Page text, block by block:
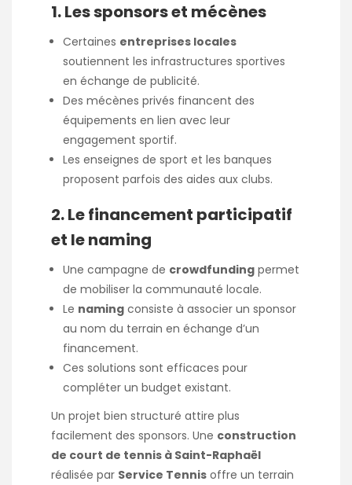
1. Les sponsors et mécènes
Certaines entreprises locales
soutiennent les infrastructures sportives
en échange de publicité.
Des mécènes privés financent des
équipements en lien avec leur
engagement sportif.
Les enseignes de sport et les banques
proposent parfois des aides aux clubs.
2. Le financement participatif
et le naming
Une campagne de crowdfunding permet
de mobiliser la communauté locale.
Le naming consiste à associer un sponsor
au nom du terrain en échange d’un
financement.
Ces solutions sont efficaces pour
compléter un budget existant.
Un projet bien structuré attire plus
facilement des sponsors. Une construction
de court de tennis à Saint-Raphaël
réalisée par Service Tennis offre un terrain